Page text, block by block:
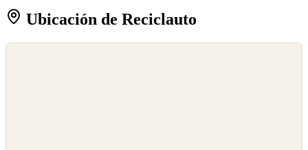
Ubicación de Reciclauto